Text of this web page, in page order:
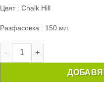
Цвят : Chalk Hill
Разфасовка : 150 мл.
количество за ТЕСТЕР